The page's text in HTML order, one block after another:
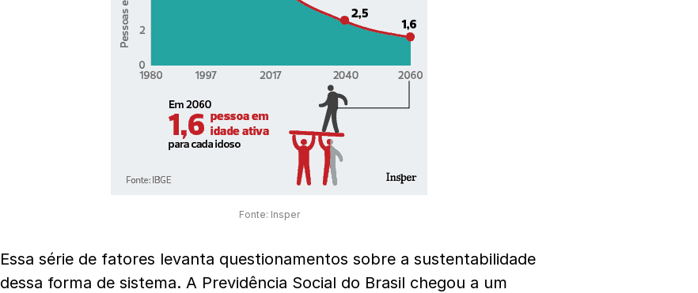
Fonte: Insper
Essa série de fatores levanta questionamentos sobre a sustentabilidade
dessa forma de sistema. A Previdência Social do Brasil chegou a um